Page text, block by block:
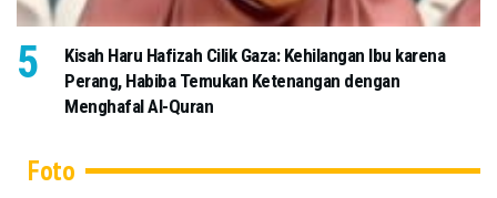
Kisah Haru Hafizah Cilik Gaza: Kehilangan Ibu karena
Perang, Habiba Temukan Ketenangan dengan
Menghafal Al-Quran
Foto